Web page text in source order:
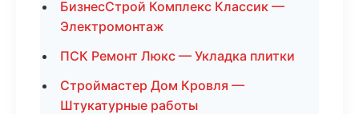
БизнесСтрой Комплекс Классик —
Электромонтаж
ПСК Ремонт Люкс — Укладка плитки
Строймастер Дом Кровля —
Штукатурные работы